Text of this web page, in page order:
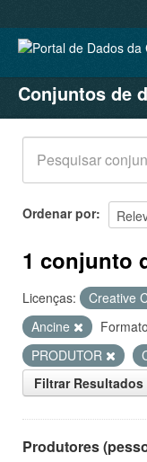
CONJUNTOS DE
ORGANIZAÇÕES
GRUPOS
SOBRE
Conjuntos de
Ordenar por
1 conjunto
Licenças: Creative
Ancine
PRODUTOR
Filtrar Resultados
Produtores